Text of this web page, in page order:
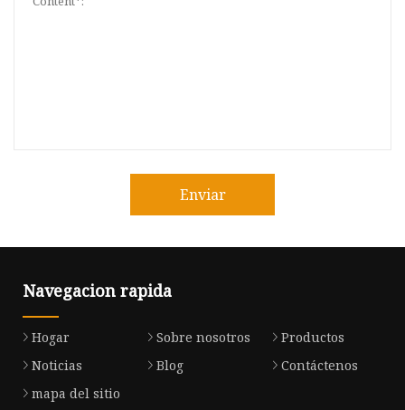
Enviar
Navegacion rapida
Hogar Sobre nosotros
Productos
Noticias
Blog
Contáctenos
mapa del sitio